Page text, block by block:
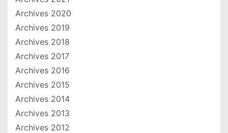
Archives 2020
Archives 2019
Archives 2018
Archives 2017
Archives 2016
Archives 2015
Archives 2014
Archives 2013
Archives 2012